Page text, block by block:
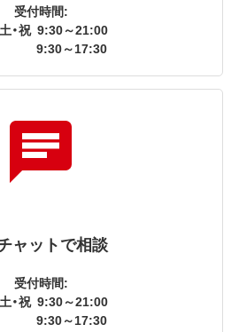
受付時間:
・祝 9:30～21:00
9:30～17:30
ャットで相談
受付時間:
・祝 9:30～21:00
9:30～17:30